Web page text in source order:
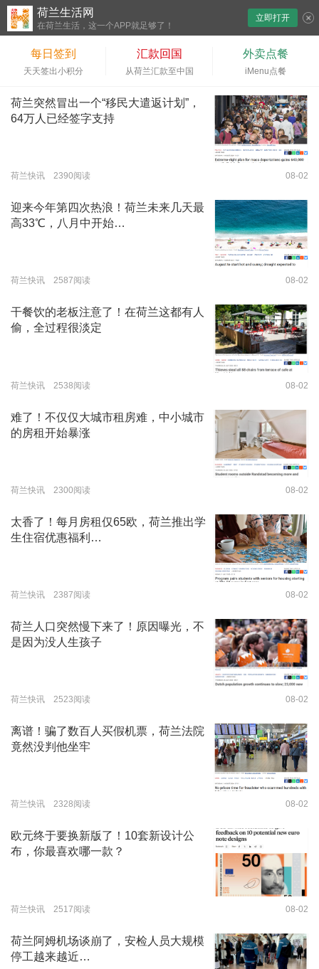
荷兰生活网
在荷兰生活，这一个APP就足够了！
立即打开
每日签到
天天签出小积分
汇款回国
从荷兰汇款至中国
外卖点餐
iMenu点餐
荷兰突然冒出一个“移民大遣返计划”，
64万人已经签字支持
荷兰快讯 2390阅读 08-02
迎来今年第四次热浪！荷兰未来几天最
高33℃，八月中开始…
荷兰快讯 2587阅读 08-02
干餐饮的老板注意了！在荷兰这都有人
偷，全过程很淡定
荷兰快讯 2538阅读 08-02
难了！不仅仅大城市租房难，中小城市
的房租开始暴涨
荷兰快讯 2300阅读 08-02
太香了！每月房租仅65欧，荷兰推出学
生住宿优惠福利…
荷兰快讯 2387阅读 08-02
荷兰人口突然慢下来了！原因曝光，不
是因为没人生孩子
荷兰快讯 2523阅读 08-02
离谱！骗了数百人买假机票，荷兰法院
竟然没判他坐牢
荷兰快讯 2328阅读 08-02
欧元终于要换新版了！10套新设计公
布，你最喜欢哪一款？
荷兰快讯 2517阅读 08-02
荷兰阿姆机场谈崩了，安检人员大规模
停工越来越近…